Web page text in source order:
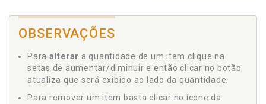
OBSERVAÇÕES
Para alterar a quantidade de um item clique na
setas de aumentar/diminuir e então clicar no botão
atualiza que será exibido ao lado da quantidade;
Para remover um item basta clicar no ícone da